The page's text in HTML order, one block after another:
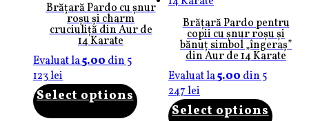
Brățară Pardo cu șnur
roșu și charm
cruciuliță din Aur de
14 Karate
Evaluat la5.00din 5
123lei
Select options
Brățară Pardo pentru
copii cu șnur roșu și
bănuț simbol „îngeraș”
din Aur de 14 Karate
Evaluat la5.00din 5
247lei
Select options